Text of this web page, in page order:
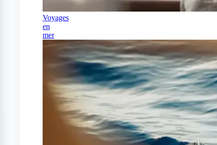
Voyages
en
mer